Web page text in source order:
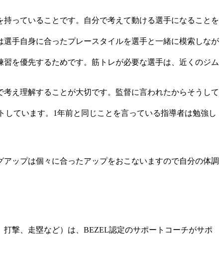
っていることです。自分で考えて動ける選手になることを
手自身に合ったプレースタイルを選手と一緒に模索しなが
を優先するためです。筋トレが必要な選手は、近くのジム
え理解することが大切です。監督に言われたからそうして
ています。1年前と同じことを言っている指導者は勉強し
ップは個々に合ったアップをおこないますので自分の体調
撃、走塁など）は、BEZEL認定のサポートコーチがサポ